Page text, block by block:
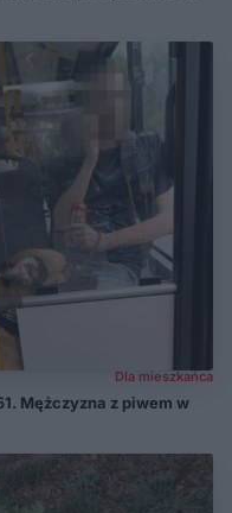
Dla mieszkańca
Mężczyzna z piwem w